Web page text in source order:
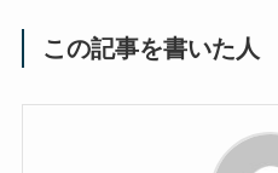
この記事を書いた人